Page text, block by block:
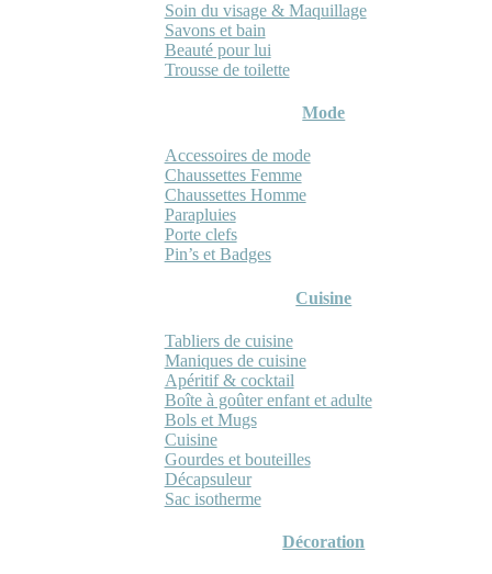
Soin du visage & Maquillage
Savons et bain
Beauté pour lui
Trousse de toilette
Mode
Accessoires de mode
Chaussettes Femme
Chaussettes Homme
Parapluies
Porte clefs
Pin’s et Badges
Cuisine
Tabliers de cuisine
Maniques de cuisine
Apéritif & cocktail
Boîte à goûter enfant et adulte
Bols et Mugs
Cuisine
Gourdes et bouteilles
Décapsuleur
Sac isotherme
Décoration